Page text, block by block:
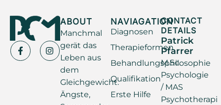
ABOUT
Manchmal
gerät das
Leben aus
dem
Gleichgewicht.
Ängste,
NAVIAGATION
Diagnosen
Therapieformen
Behandlungsphilosophie
Qualifikation
Erste Hilfe
CONTACT
DETAILS
Patrick
Pfarrer
M.Sc.
Psychologie
/ MAS
Psychotherapi